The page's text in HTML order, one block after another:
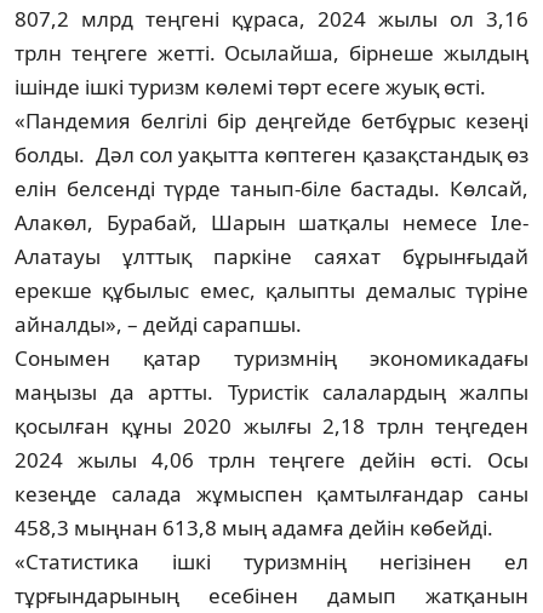
807,2 млрд теңгені құраса, 2024 жылы ол 3,16
трлн теңгеге жетті. Осылайша, бір­неше жылдың
ішінде ішкі туризм көлемі төрт есеге жуық өсті.
«Пандемия белгілі бір деңгейде бетбұрыс кезеңі
болды. Дәл сол уақытта көптеген қазақстандық өз
елін белсенді түрде танып-біле бастады. Көлсай,
Алакөл, Бурабай, Шарын шатқалы немесе Іле-
Алатауы ұлттық паркіне саяхат бұрынғыдай
ерекше құбылыс емес, қалыпты демалыс түріне
айналды», – дейді сарапшы.
Сонымен қатар туризмнің экономи­ка­дағы
маңызы да артты. Туристік салалардың жалпы
қосылған құны 2020 жылғы 2,18 трлн теңгеден
2024 жылы 4,06 трлн теңгеге дейін өсті. Осы
кезеңде салада жұмыспен қамтылғандар саны
458,3 мыңнан 613,8 мың адамға дейін көбейді.
«Статистика ішкі туризмнің негізінен ел
тұрғындарының есебінен дамып жатқанын